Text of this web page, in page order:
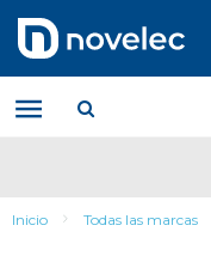
contenido
menú
de
navegación
Inicio Todas las marcas